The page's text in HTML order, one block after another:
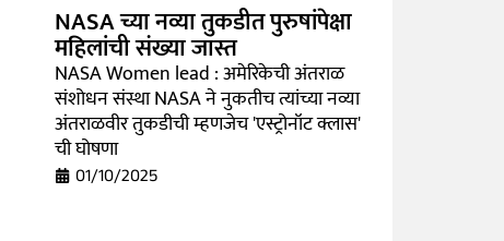
NASA च्या नव्या तुकडीत पुरुषांपेक्षा
महिलांची संख्या जास्त
NASA Women lead : अमेरिकेची अंतराळ
संशोधन संस्था NASA ने नुकतीच त्यांच्या नव्या
अंतराळवीर तुकडीची म्हणजेच 'एस्ट्रोनॉट क्लास'
ची घोषणा
01/10/2025